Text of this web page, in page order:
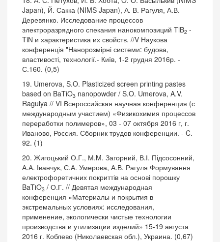
Japan), Й. Сакка (NIMS Japan), А. В. Рагуля, А.В.
Деревянко. Исследование процессов
электроразрядного спекания нанокомпозиций TiB2 -
TiN и характеристика их свойств. //V Наукова
конференція "Нанорозмірні системи: будова,
властивості, технології.- Київ, 1-2 грудня 2016р. -
С.160. (0,5)
19. Umerova, S.O. Plasticized screen printing pastes
based on BaTiO3 nanopowder / S.O. Umerova, A.V.
Ragulya // VI Всероссийская научная конференция (с
международным участием) «Физикохимия процессов
переработки полимеров», 03 - 07 октября 2016 г, г.
Иваново, Россия. Сборник трудов конференции. - C.
92. (1)
20. Жигоцький О.Г., М.M. Загорний, В.І. Підсосонний,
А.А. Іванчук, С.А. Умерова, А.В. Рагуля Формування
електрофоретичних покриттів на основі порошку
BaTiO3 / О.Г. // Девятая международная
конференция «Материалы и покрытия в
экстремальных условиях: исследования,
применение, экологически чистые технологии
производства и утилизации изделий» 15-19 августа
2016 г. Коблево (Николаевская обл.), Украина. (0,67)